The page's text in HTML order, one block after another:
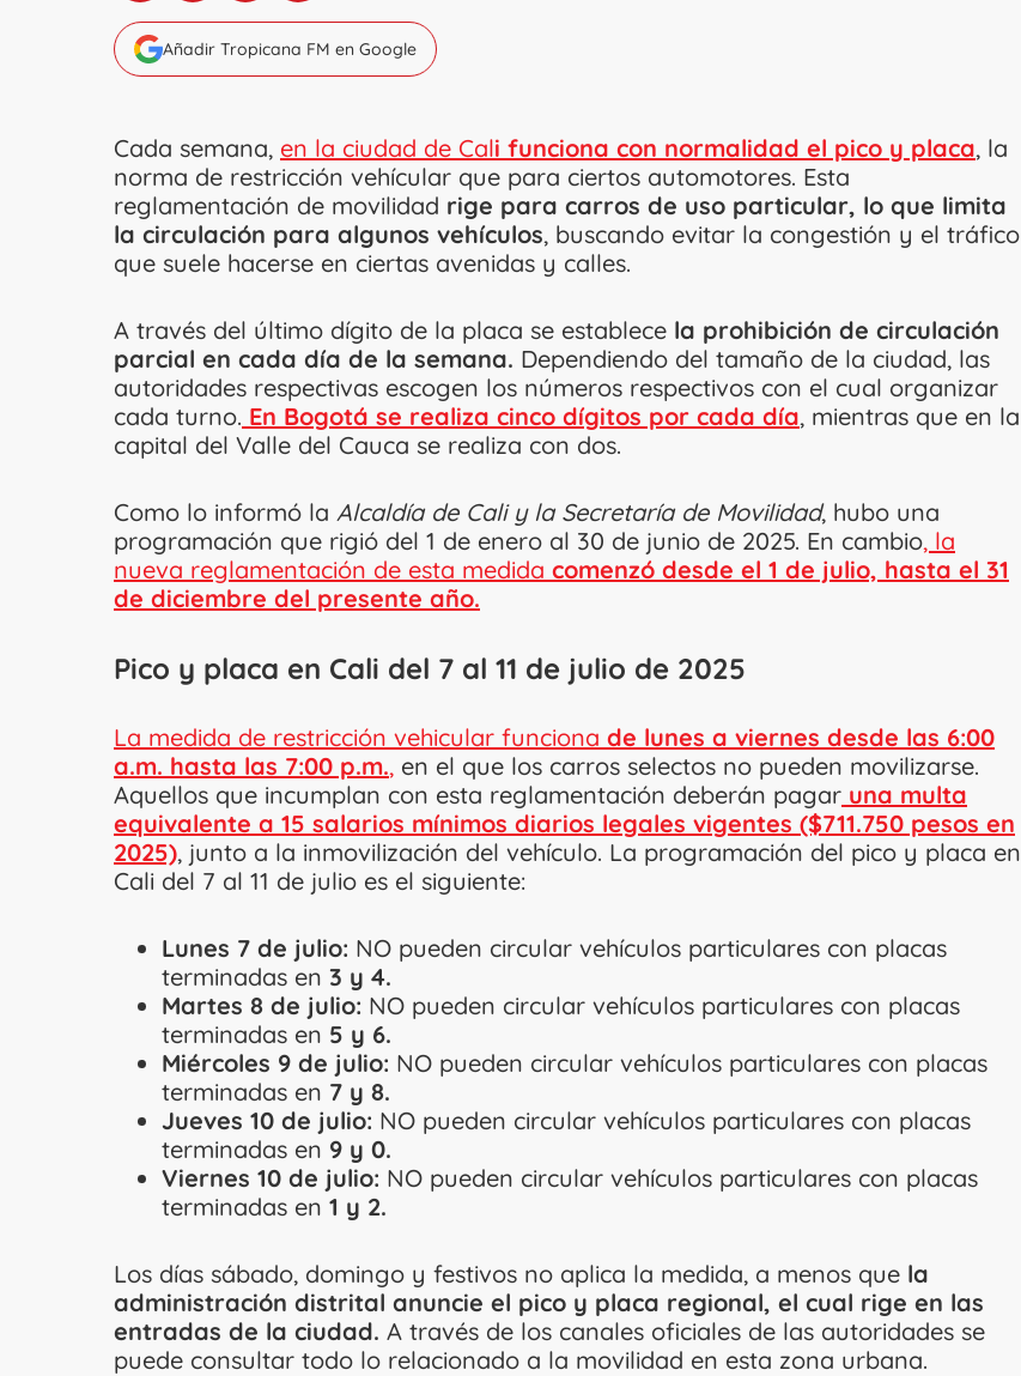
Añadir Tropicana FM en Google
Cada semana, en la ciudad de Cali funciona con normalidad el pico y placa, la
norma de restricción vehícular que para ciertos automotores. Esta
reglamentación de movilidad rige para carros de uso particular, lo que limita
la circulación para algunos vehículos, buscando evitar la congestión y el tráfico
que suele hacerse en ciertas avenidas y calles.
A través del último dígito de la placa se establece la prohibición de circulación
parcial en cada día de la semana. Dependiendo del tamaño de la ciudad, las
autoridades respectivas escogen los números respectivos con el cual organizar
cada turno. En Bogotá se realiza cinco dígitos por cada día, mientras que en la
capital del Valle del Cauca se realiza con dos.
Como lo informó la Alcaldía de Cali y la Secretaría de Movilidad, hubo una
programación que rigió del 1 de enero al 30 de junio de 2025. En cambio, la
nueva reglamentación de esta medida comenzó desde el 1 de julio, hasta el 31
de diciembre del presente año.
Pico y placa en Cali del 7 al 11 de julio de 2025
La medida de restricción vehicular funciona de lunes a viernes desde las 6:00
a.m. hasta las 7:00 p.m., en el que los carros selectos no pueden movilizarse.
Aquellos que incumplan con esta reglamentación deberán pagar una multa
equivalente a 15 salarios mínimos diarios legales vigentes ($711.750 pesos en
2025), junto a la inmovilización del vehículo. La programación del pico y placa en
Cali del 7 al 11 de julio es el siguiente:
Lunes 7 de julio: NO pueden circular vehículos particulares con placas
terminadas en 3 y 4.
Martes 8 de julio: NO pueden circular vehículos particulares con placas
terminadas en 5 y 6.
Miércoles 9 de julio: NO pueden circular vehículos particulares con placas
terminadas en 7 y 8.
Jueves 10 de julio: NO pueden circular vehículos particulares con placas
terminadas en 9 y 0.
Viernes 10 de julio: NO pueden circular vehículos particulares con placas
terminadas en 1 y 2.
Los días sábado, domingo y festivos no aplica la medida, a menos que la
administración distrital anuncie el pico y placa regional, el cual rige en las
entradas de la ciudad. A través de los canales oficiales de las autoridades se
puede consultar todo lo relacionado a la movilidad en esta zona urbana.